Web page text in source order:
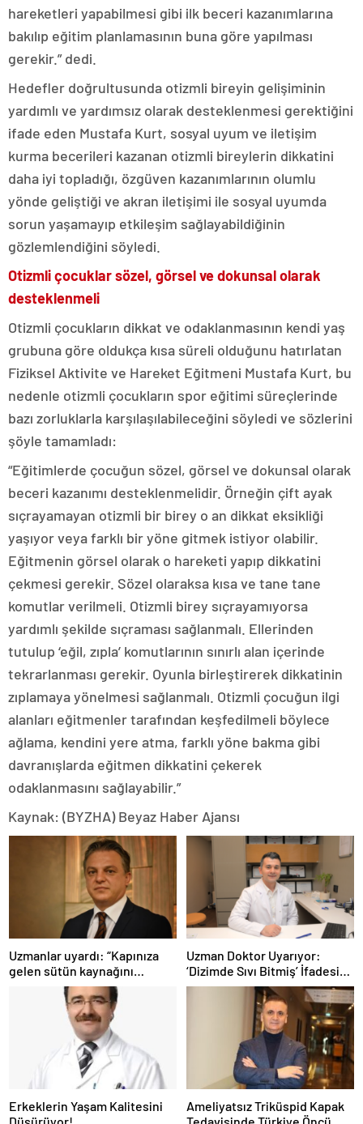
hareketleri yapabilmesi gibi ilk beceri kazanımlarına
bakılıp eğitim planlamasının buna göre yapılması
gerekir.” dedi.
Hedefler doğrultusunda otizmli bireyin gelişiminin
yardımlı ve yardımsız olarak desteklenmesi gerektiğini
ifade eden Mustafa Kurt, sosyal uyum ve iletişim
kurma becerileri kazanan otizmli bireylerin dikkatini
daha iyi topladığı, özgüven kazanımlarının olumlu
yönde geliştiği ve akran iletişimi ile sosyal uyumda
sorun yaşamayıp etkileşim sağlayabildiğinin
gözlemlendiğini söyledi.
Otizmli çocuklar sözel, görsel ve dokunsal olarak
desteklenmeli
Otizmli çocukların dikkat ve odaklanmasının kendi yaş
grubuna göre oldukça kısa süreli olduğunu hatırlatan
Fiziksel Aktivite ve Hareket Eğitmeni Mustafa Kurt, bu
nedenle otizmli çocukların spor eğitimi süreçlerinde
bazı zorluklarla karşılaşılabileceğini söyledi ve sözlerini
şöyle tamamladı:
“Eğitimlerde çocuğun sözel, görsel ve dokunsal olarak
beceri kazanımı desteklenmelidir. Örneğin çift ayak
sıçrayamayan otizmli bir birey o an dikkat eksikliği
yaşıyor veya farklı bir yöne gitmek istiyor olabilir.
Eğitmenin görsel olarak o hareketi yapıp dikkatini
çekmesi gerekir. Sözel olaraksa kısa ve tane tane
komutlar verilmeli. Otizmli birey sıçrayamıyorsa
yardımlı şekilde sıçraması sağlanmalı. Ellerinden
tutulup ‘eğil, zıpla’ komutlarının sınırlı alan içerinde
tekrarlanması gerekir. Oyunla birleştirerek dikkatinin
zıplamaya yönelmesi sağlanmalı. Otizmli çocuğun ilgi
alanları eğitmenler tarafından keşfedilmeli böylece
ağlama, kendini yere atma, farklı yöne bakma gibi
davranışlarda eğitmen dikkatini çekerek
odaklanmasını sağlayabilir.”
Kaynak: (BYZHA) Beyaz Haber Ajansı
Uzmanlar uyardı: “Kapınıza
gelen sütün kaynağını
sorgulayın”
Uzman Doktor Uyarıyor:
‘Dizimde Sıvı Bitmiş’ İfadesi
Doğru Değil…
Erkeklerin Yaşam Kalitesini
Ameliyatsız Triküspid Kapak